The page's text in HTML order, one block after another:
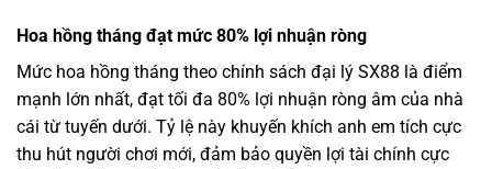
Hoa hồng tháng đạt mức 80% lợi nhuận ròng
Mức hoa hồng tháng theo chính sách đại lý SX88 là điểm
mạnh lớn nhất, đạt tối đa 80% lợi nhuận ròng âm của nhà
cái từ tuyến dưới. Tỷ lệ này khuyến khích anh em tích cực
thu hút người chơi mới, đảm bảo quyền lợi tài chính cực